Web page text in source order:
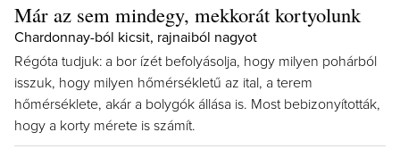
Már az sem mindegy, mekkorát kortyolunk
Chardonnay-ból kicsit, rajnaiból nagyot
Régóta tudjuk: a bor ízét befolyásolja, hogy milyen pohárból
isszuk, hogy milyen hőmérsékletű az ital, a terem
hőmérséklete, akár a bolygók állása is. Most bebizonyították,
hogy a korty mérete is számít.